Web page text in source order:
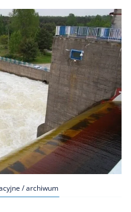
/ archiwum